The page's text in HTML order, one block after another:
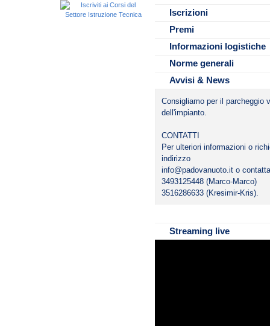
Iscrizioni
Premi
sarà il doppio. L’australiana
Informazioni logistiche
IL BAR DELLA PISCINA
DELLA MANIFESTAZIONE
Norme generali
Padova
della
manifestazione nei confronti
Avvisi & News
Consigliamo per il parcheggio
dell'impianto.
CONTATTI
Per ulteriori informazioni o
indirizzo
info@padovanuoto.it o
3493125448 (Marco-Marco)
3516286633 (Kresimir-Kris).
Streaming live